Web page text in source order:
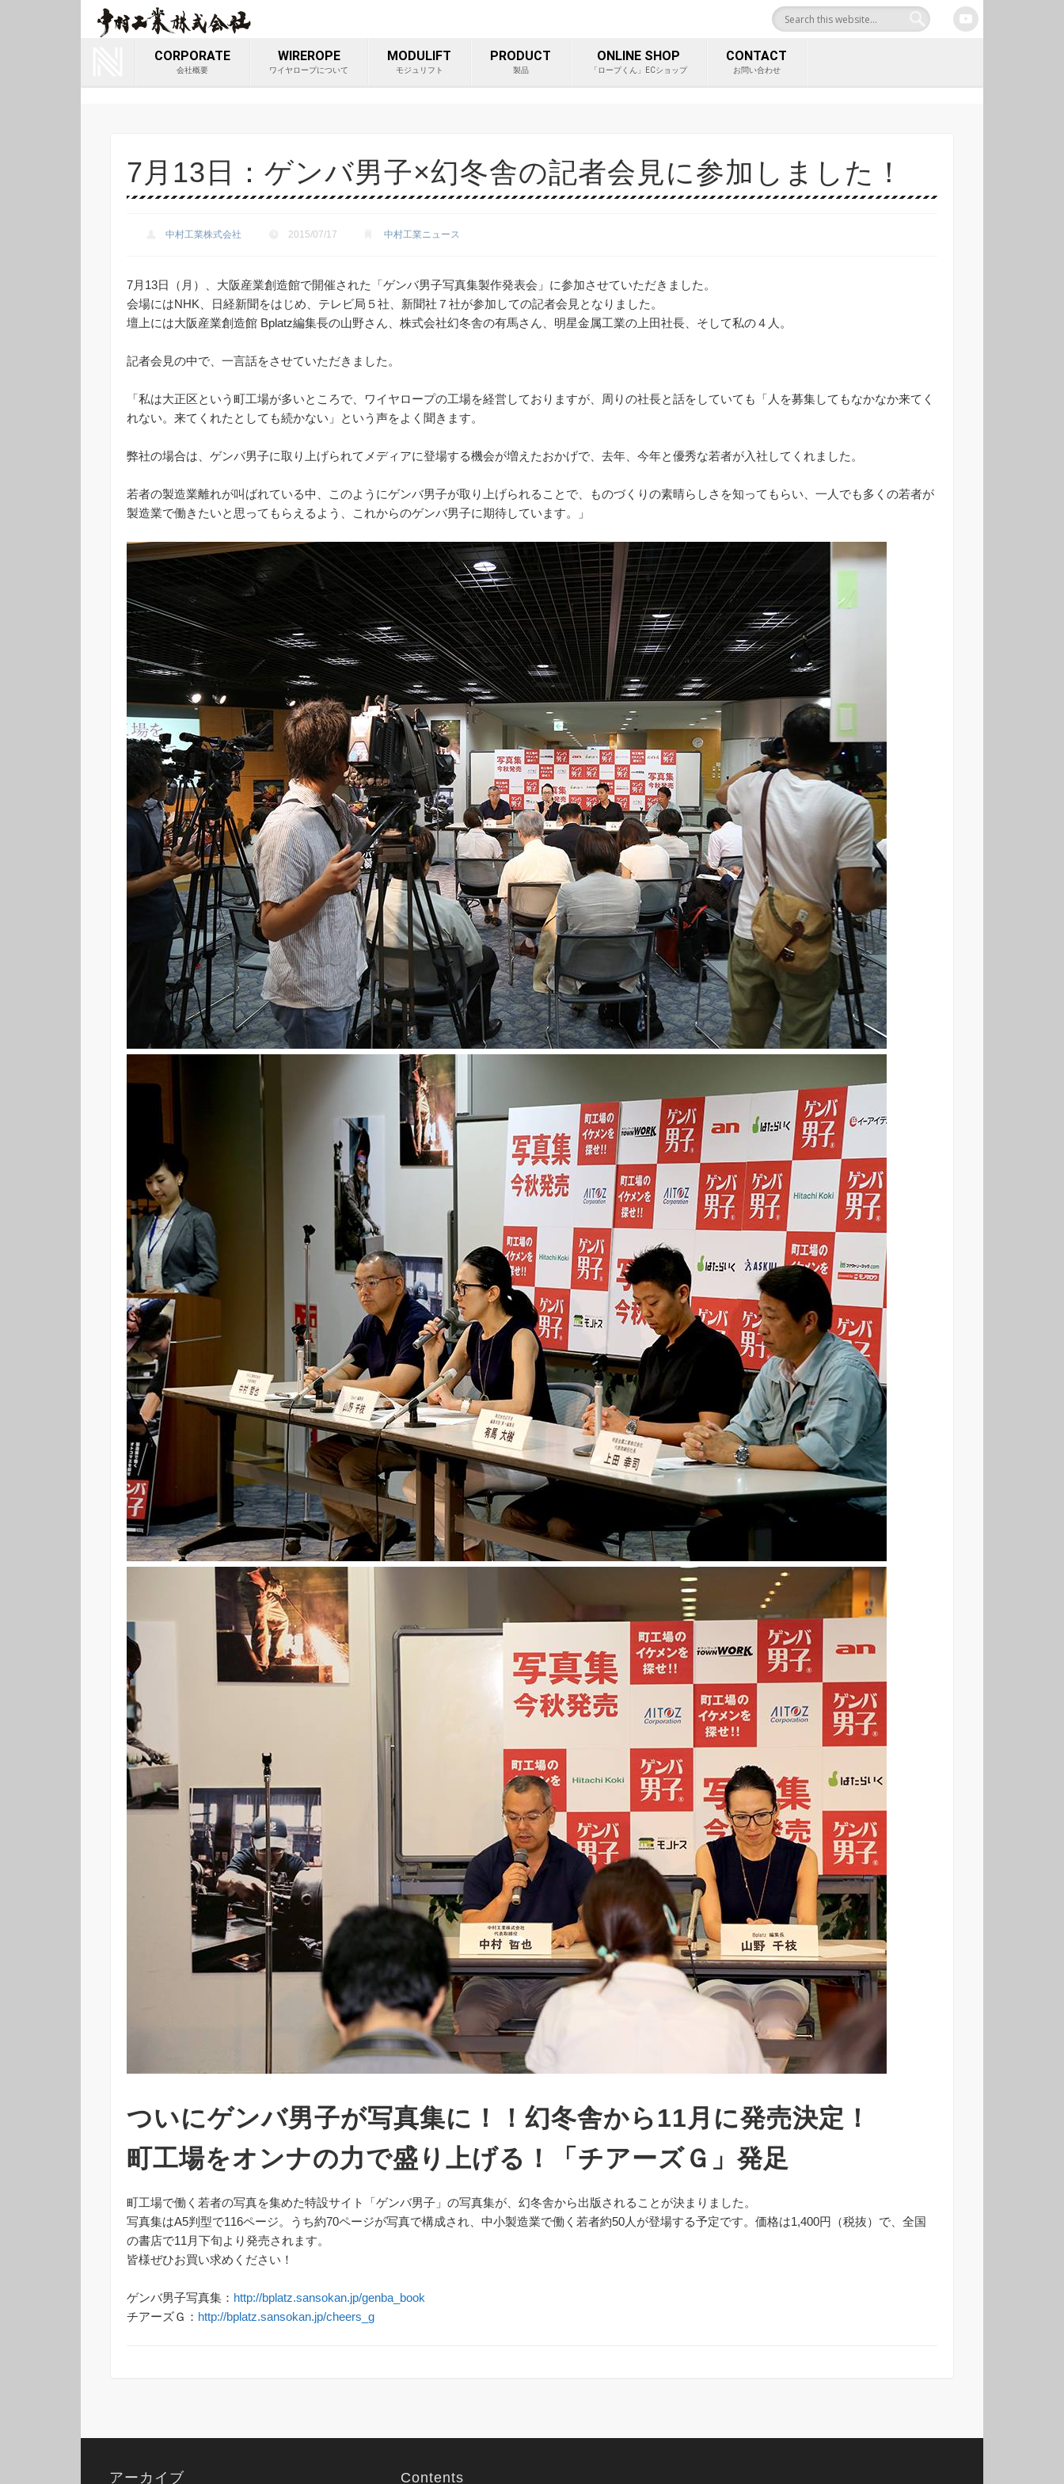
ワイヤロープ等重量物吊り上げ製品総合サイト 中村工業株式
Youtube
CORPORATE
会社概要
WIREROPE
ワイヤロープについて
MODULIFT
モジュリフト
PRODUCT
製品
ONLINE SHOP
「ロープくん」ECショップ
CONTACT
お問い合わせ
7月13日：ゲンバ男子×幻冬舎の記者会見に参加しました！
中村工業株式会社 2015/07/17 中村工業ニュース
7月13日（月）、大阪産業創造館で開催された「ゲンバ男子写真集製作発表会」に参加させていただきました。
会場にはNHK、日経新聞をはじめ、テレビ局５社、新聞社７社が参加しての記者会見となりました。
壇上には大阪産業創造館 Bplatz編集長の山野さん、株式会社幻冬舎の有馬さん、明星金属工業の上田社長、そして私の４人。
記者会見の中で、一言話をさせていただきました。
「私は大正区という町工場が多いところで、ワイヤロープの工場を経営しておりますが、周りの社長と話をしていても「人を募集してもなかなか来てく
れない。来てくれたとしても続かない」という声をよく聞きます。
弊社の場合は、ゲンバ男子に取り上げられてメディアに登場する機会が増えたおかげで、去年、今年と優秀な若者が入社してくれました。
若者の製造業離れが叫ばれている中、このようにゲンバ男子が取り上げられることで、ものづくりの素晴らしさを知ってもらい、一人でも多くの若者が
製造業で働きたいと思ってもらえるよう、これからのゲンバ男子に期待しています。」
ついにゲンバ男子が写真集に！！幻冬舎から11月に発売決定！
町工場をオンナの力で盛り上げる！「チアーズＧ」発足
町工場で働く若者の写真を集めた特設サイト「ゲンバ男子」の写真集が、幻冬舎から出版されることが決まりました。
写真集はA5判型で116ページ。うち約70ページが写真で構成され、中小製造業で働く若者約50人が登場する予定です。価格は1,400円（税抜）で、全国
の書店で11月下旬より発売されます。
皆様ぜひお買い求めください！
ゲンバ男子写真集： http://bplatz.sansokan.jp/genba_book
チアーズＧ： http://bplatz.sansokan.jp/cheers_g
アーカイブ Contents